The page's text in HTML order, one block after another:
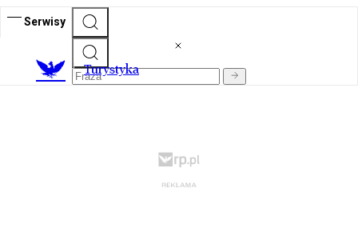
Serwisy
Turystyka